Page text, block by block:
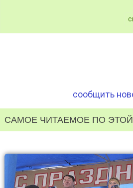
сообщить
САМОЕ ЧИТАЕМОЕ ПО